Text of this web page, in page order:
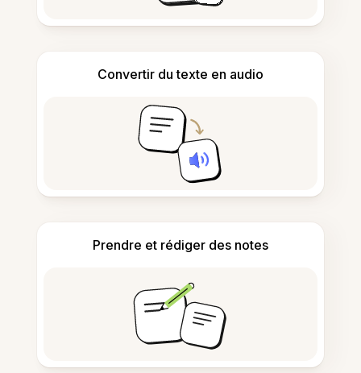
Convertir du texte en audio
Prendre et rédiger des notes